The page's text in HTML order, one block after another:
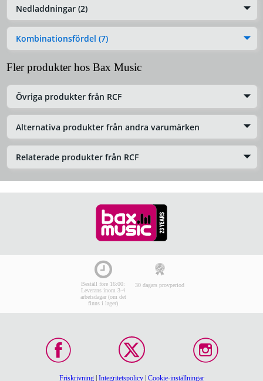
Nedladdningar (2)
Kombinationsfördel (7)
Fler produkter hos Bax Music
Övriga produkter från RCF
Alternativa produkter från andra varumärken
Relaterade produkter från RCF
Beställ före 16:00:
Leverans inom 3-4
arbetsdagar (om det
finns i lager)
30 dagars provperiod
Friskrivning| Integritetspolicy| Cookie-inställningar